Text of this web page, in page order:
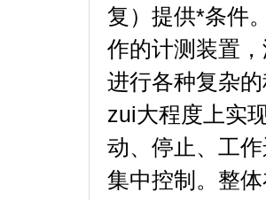
复）提供*条件
作的计测装置
进行各种复杂的
zui大程度上实现
动、停止
集中控制。整